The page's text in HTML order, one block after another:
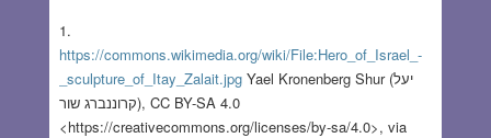
1.
https://commons.wikimedia.org/wiki/File:Hero_of_Israel_-
_sculpture_of_Itay_Zalait.jpgYael Kronenberg Shur (יעל
קרוננברג שור), CC BY-SA 4.0
<https://creativecommons.org/licenses/by-sa/4.0>, via